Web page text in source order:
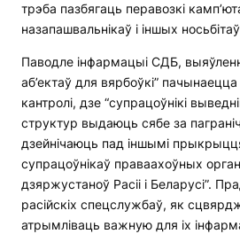
трэба пазбягаць перавозкі
назапашвальнікаў і іншых
Паводле інфармацыі СДБ,
аб’ектаў для вярбоўкі”
кантролі, дзе “супрацоўнікі
структур выдаюць сябе за
дзейнічаюць пад іншымі
супрацоўнікаў праваахоўных
дзяржустаноў Расіі і Беларусі”.
расійскіх спецслужбаў, як
атрымліваць важную для іх